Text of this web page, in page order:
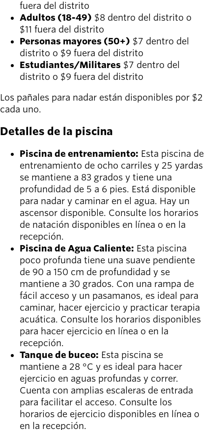
fuera del distrito
Adultos (18-49) $8 dentro del distrito o
$11 fuera del distrito
Personas mayores (50+) $7 dentro del
distrito o $9 fuera del distrito
Estudiantes/Militares $7 dentro del
distrito o $9 fuera del distrito
Los pañales para nadar están disponibles por $2
cada uno.
Detalles de la piscina
Piscina de entrenamiento: Esta piscina de
entrenamiento de ocho carriles y 25 yardas
se mantiene a 83 grados y tiene una
profundidad de 5 a 6 pies. Está disponible
para nadar y caminar en el agua. Hay un
ascensor disponible. Consulte los horarios
de natación disponibles en línea o en la
recepción.
Piscina de Agua Caliente: Esta piscina
poco profunda tiene una suave pendiente
de 90 a 150 cm de profundidad y se
mantiene a 30 grados. Con una rampa de
fácil acceso y un pasamanos, es ideal para
caminar, hacer ejercicio y practicar terapia
acuática. Consulte los horarios disponibles
para hacer ejercicio en línea o en la
recepción.
Tanque de buceo: Esta piscina se
mantiene a 28 °C y es ideal para hacer
ejercicio en aguas profundas y correr.
Cuenta con amplias escaleras de entrada
para facilitar el acceso. Consulte los
horarios de ejercicio disponibles en línea o
en la recepción.